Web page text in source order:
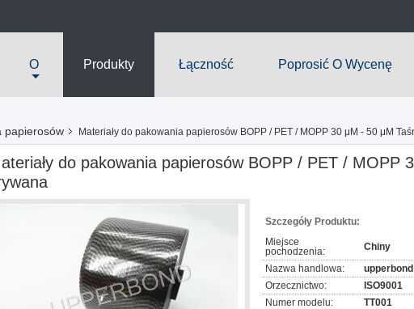
O Produkty Łączność Poprosić O Wycenę
papierosów Materiały do ​​pakowania papierosów BOPP / PET / MOPP 30 μM - 50 μM
do ​​pakowania papierosów BOPP / PET / MOPP
Szczegóły Produktu:
Miejsce
pochodzenia:
Chiny
Nazwa handlowa:
upperbond
Orzecznictwo:
ISO9001
Numer modelu:
TT001